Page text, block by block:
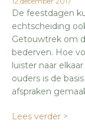
De feestdagen
echtscheiding
Getouwtrek om
bederven. Hoe
luister naar
ouders is de
afspraken
Lees verder >